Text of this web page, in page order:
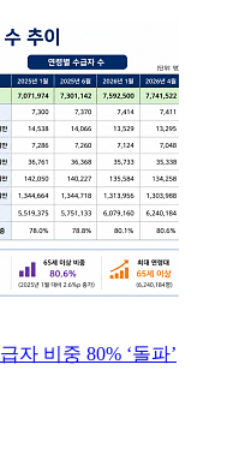
자 비중 80% ‘돌파’